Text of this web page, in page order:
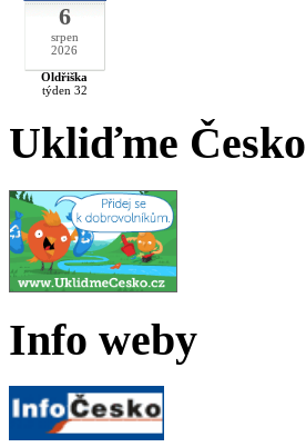
6
srpen
2026
Oldřiška
týden 32
Ukliďme Česko
Info weby